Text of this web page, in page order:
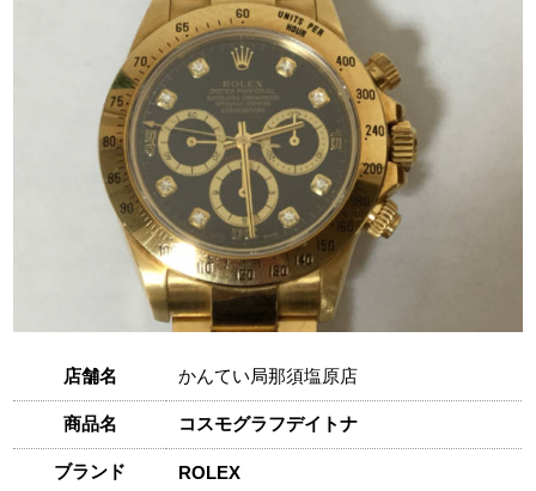
店舗名 かんてい局那須塩原店
商品名 コスモグラフデイトナ
ブランド ROLEX